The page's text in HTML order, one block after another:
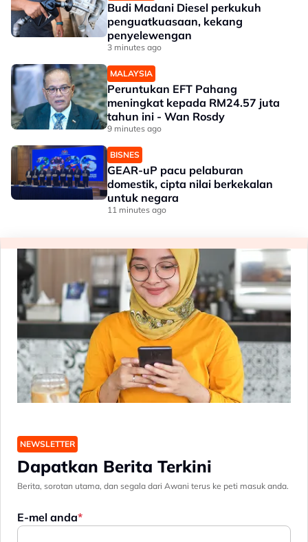
Budi Madani Diesel perkukuh
penguatkuasaan, kekang
penyelewengan
3 minutes ago
MALAYSIA
Peruntukan EFT Pahang
meningkat kepada RM24.57 juta
tahun ini - Wan Rosdy
9 minutes ago
BISNES
GEAR-uP pacu pelaburan
domestik, cipta nilai berkekalan
untuk negara
11 minutes ago
NEWSLETTER
Dapatkan Berita Terkini
Berita, sorotan utama, dan segala dari Awani terus ke peti masuk anda.
E-mel anda